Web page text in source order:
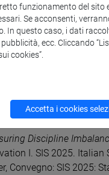
ARCA: 10278/5082203
Lorenzo;
a web application
2024, Short Papers,
031-64446-7; 978-3-
ARCA: 10278/5082204
Discipline
I. SIS 2025.
Convegno: SIS 2025:
funzionamento del
Se acconsenti,
questo caso, i dati
ecc. Cliccando
cookies”.
Accetta i cookies